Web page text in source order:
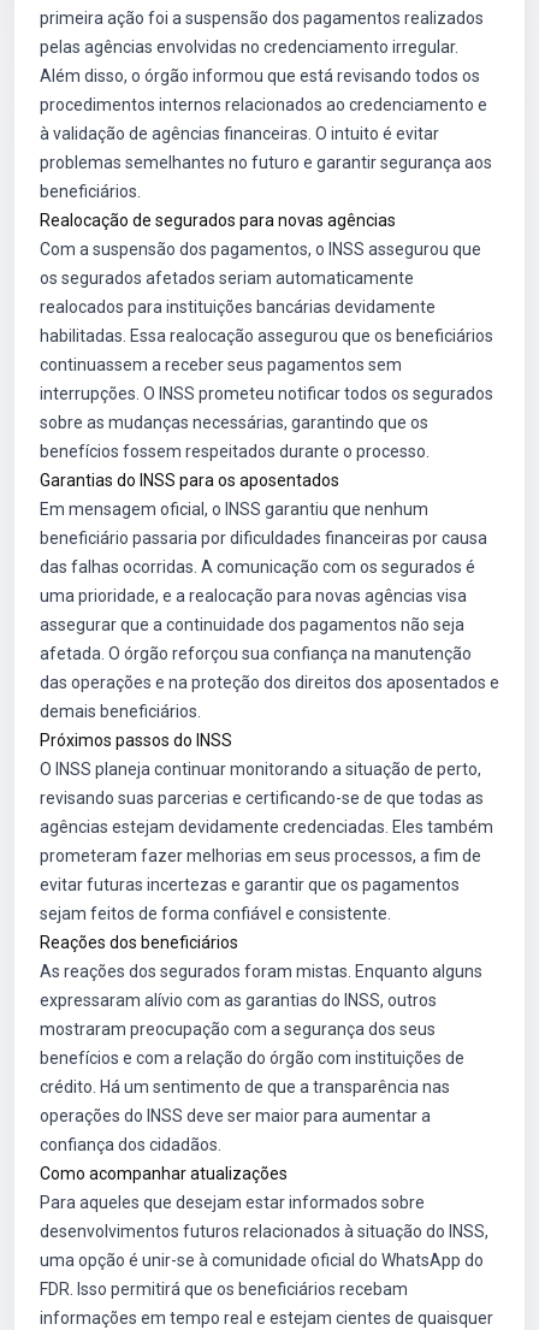
primeira ação foi a suspensão dos pagamentos realizados
pelas agências envolvidas no credenciamento irregular.
Além disso, o órgão informou que está revisando todos os
procedimentos internos relacionados ao credenciamento e
à validação de agências financeiras. O intuito é evitar
problemas semelhantes no futuro e garantir segurança aos
beneficiários.
Realocação de segurados para novas agências
Com a suspensão dos pagamentos, o INSS assegurou que
os segurados afetados seriam automaticamente
realocados para instituições bancárias devidamente
habilitadas. Essa realocação assegurou que os beneficiários
continuassem a receber seus pagamentos sem
interrupções. O INSS prometeu notificar todos os segurados
sobre as mudanças necessárias, garantindo que os
benefícios fossem respeitados durante o processo.
Garantias do INSS para os aposentados
Em mensagem oficial, o INSS garantiu que nenhum
beneficiário passaria por dificuldades financeiras por causa
das falhas ocorridas. A comunicação com os segurados é
uma prioridade, e a realocação para novas agências visa
assegurar que a continuidade dos pagamentos não seja
afetada. O órgão reforçou sua confiança na manutenção
das operações e na proteção dos direitos dos aposentados e
demais beneficiários.
Próximos passos do INSS
O INSS planeja continuar monitorando a situação de perto,
revisando suas parcerias e certificando-se de que todas as
agências estejam devidamente credenciadas. Eles também
prometeram fazer melhorias em seus processos, a fim de
evitar futuras incertezas e garantir que os pagamentos
sejam feitos de forma confiável e consistente.
Reações dos beneficiários
As reações dos segurados foram mistas. Enquanto alguns
expressaram alívio com as garantias do INSS, outros
mostraram preocupação com a segurança dos seus
benefícios e com a relação do órgão com instituições de
crédito. Há um sentimento de que a transparência nas
operações do INSS deve ser maior para aumentar a
confiança dos cidadãos.
Como acompanhar atualizações
Para aqueles que desejam estar informados sobre
desenvolvimentos futuros relacionados à situação do INSS,
uma opção é unir-se à comunidade oficial do WhatsApp do
FDR . Isso permitirá que os beneficiários recebam
informações em tempo real e estejam cientes de quaisquer